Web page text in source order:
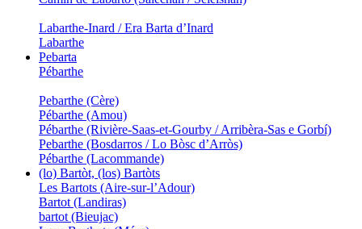
Labarthe-Inard / Era Barta d’Inard
Labarthe
Pebarta
Pébarthe
Pebarthe (Cère)
Pébarthe (Amou)
Pébarthe (Rivière-Saas-et-Gourby / Arribèra-Sas e Gorbí)
Pebarthe (Bosdarros / Lo Bòsc d’Arròs)
Pébarthe (Lacommande)
(lo) Bartòt, (los) Bartòts
Les Bartots (Aire-sur-l’Adour)
Bartot (Landiras)
bartot (Bieujac)